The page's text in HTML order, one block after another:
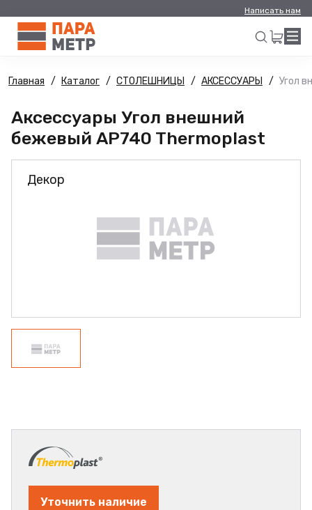
Написать нам
Искать
Главная Каталог СТОЛЕШНИЦЫ АКСЕССУАРЫ Угол
Аксессуары Угол внешний
бежевый AP740 Thermoplast
Декор
Уточнить наличие